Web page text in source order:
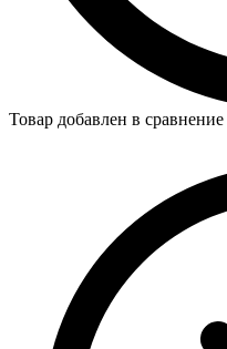
Товар добавлен в сравнение